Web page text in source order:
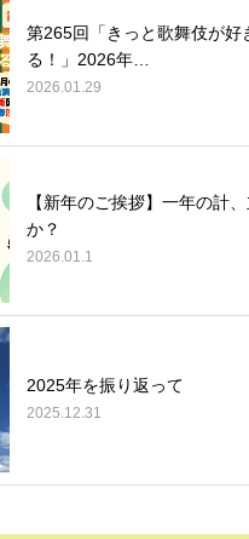
第265回「きっと歌舞伎が好
る！」2026年…
2026.01.29
【新年のご挨拶】一年の計
か？
2026.01.1
2025年を振り返って
2025.12.31